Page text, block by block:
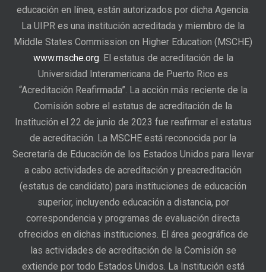
educación en línea, están autorizados por dicha Agencia.
La UIPR es una institución acreditada y miembro de la
Middle States Commission on Higher Education (MSCHE)
www.msche.org. El estatus de acreditación de la
Universidad Interamericana de Puerto Rico es
“Acreditación Reafirmada”. La acción más reciente de la
Comisión sobre el estatus de acreditación de la
Institución el 22 de junio de 2023 fue reafirmar el estatus
de acreditación. La MSCHE está reconocida por la
Secretaría de Educación de los Estados Unidos para llevar
a cabo actividades de acreditación y preacreditación
(estatus de candidato) para instituciones de educación
superior, incluyendo educación a distancia, por
correspondencia y programas de evaluación directa
ofrecidos en dichas instituciones. El área geográfica de
las actividades de acreditación de la Comisión se
extiende por todo Estados Unidos. La Institución está